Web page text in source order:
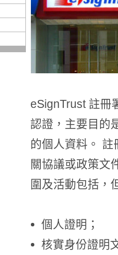
eSignTrust 註冊
認證，主要目的
的個人資料。
關協議或政策文
圍及活動包括，
個人證明；
核實身份證明